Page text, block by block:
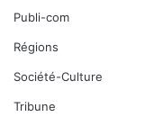
Publi-com
Régions
Société-Culture
Tribune